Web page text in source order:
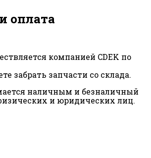
оплата
компанией CDEK по
забрать запчасти со склада.
наличным и безналичный
и юридических лиц.